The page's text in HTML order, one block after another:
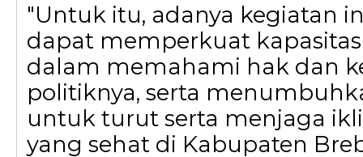
"Untuk itu, adanya kegiatan
dapat memperkuat
dalam memahami hak dan
politiknya, serta
untuk turut serta menjaga
yang sehat di Kabupaten